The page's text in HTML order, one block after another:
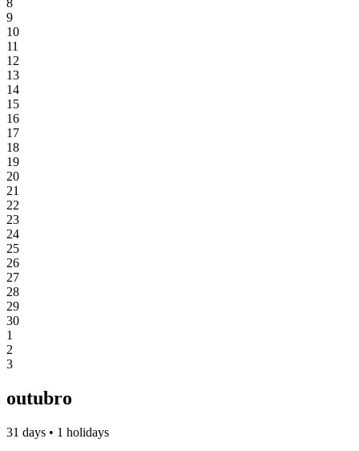
9
10
11
12
13
14
15
16
17
18
19
20
21
22
23
24
25
26
27
28
29
30
1
2
3
outubro
31 days • 1 holidays